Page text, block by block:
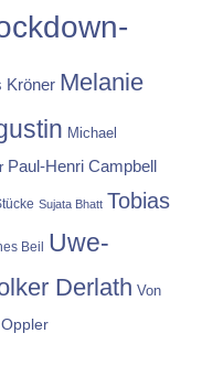
Kröner Melanie
Michael
Paul-Henri Campbell
Sujata Bhatt Tobias
Beil Uwe-
Derlath Von